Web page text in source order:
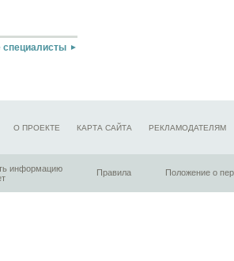
специалисты
О ПРОЕКТЕ КАРТА САЙТА РЕКЛАМОДАТЕЛЯМ
информацию
Правила Положение о